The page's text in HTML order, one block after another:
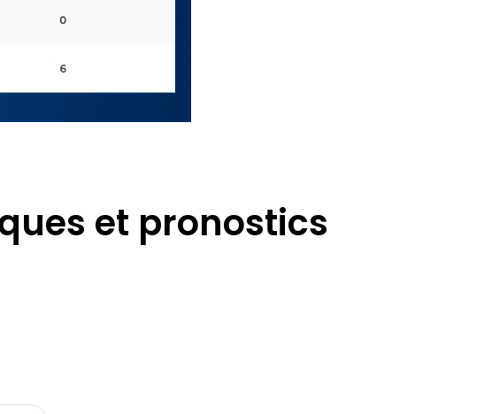
et pronostics